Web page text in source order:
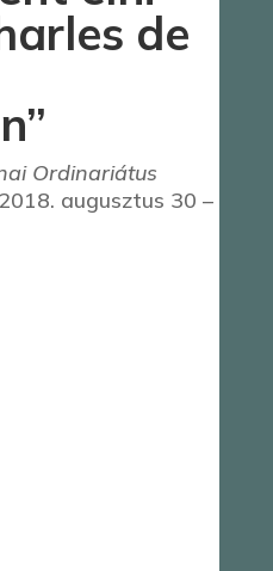
de
Ordinariátus
augusztus 30 –